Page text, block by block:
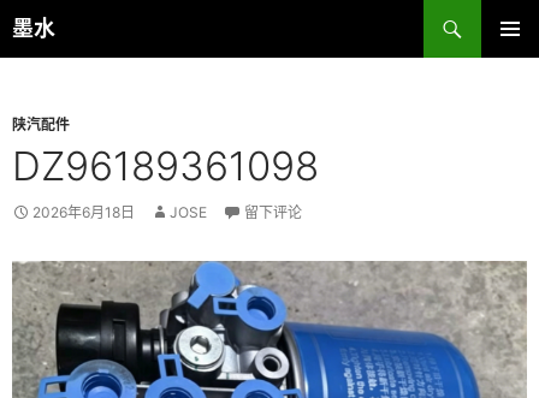
跳
至
墨水
搜
索
陕汽配件
DZ96189361098
2026年6月18日 JOSE 留下评论